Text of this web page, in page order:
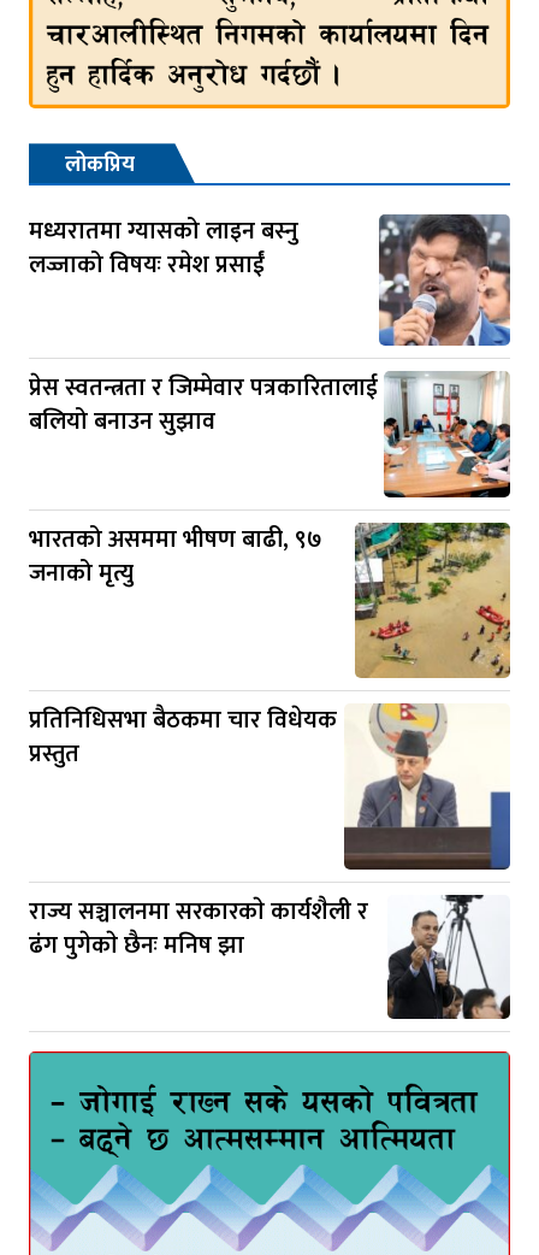
लोकप्रिय
मध्यरातमा ग्यासको लाइन बस्नु
लज्जाको विषयः रमेश प्रसाईं
प्रेस स्वतन्त्रता र जिम्मेवार पत्रकारितालाई
बलियो बनाउन सुझाव
भारतको असममा भीषण बाढी, ९७
जनाको मृत्यु
प्रतिनिधिसभा बैठकमा चार विधेयक
प्रस्तुत
राज्य सञ्चालनमा सरकारकाे कार्यशैली र
ढंग पुगेकाे छैनः मनिष झा